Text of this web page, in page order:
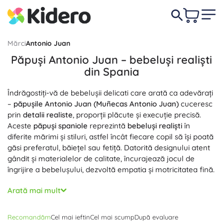
MărciAntonio Juan
Păpuși Antonio Juan – bebeluși realiști
din Spania
Îndrăgostiți-vă de bebelușii delicati care arată ca adevărați
– păpușile Antonio Juan (Muñecas Antonio Juan) cuceresc
prin detalii realiste, proporții plăcute și execuție precisă.
Aceste păpuși spaniole reprezintă bebeluși realiști în
diferite mărimi și stiluri, astfel încât fiecare copil să își poată
găsi preferatul, băiețel sau fetiță. Datorită designului atent
gândit și materialelor de calitate, încurajează jocul de
îngrijire a bebelușului, dezvoltă empatia și motricitatea fină.
Alegeți
păpuși cu corp moale
din vinil integral
cutele pielii realizate în detaliu transformă fiecare
Arată mai mult
RecomandămCel mai ieftinCel mai scumpDupă evaluare